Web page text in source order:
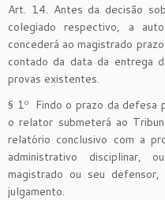
Art. 14. Antes da decisão
colegiado respectivo, a
concederá ao magistrado
contado da data da entrega
provas existentes.
§ 1º Findo o prazo da defesa
o relator submeterá ao
relatório conclusivo com a
administrativo disciplinar,
magistrado ou seu
julgamento.